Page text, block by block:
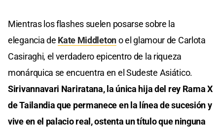
Mientras los flashes suelen posarse sobre la
elegancia de Kate Middletono el glamour de Carlota
Casiraghi, el verdadero epicentro de la riqueza
monárquica se encuentra en el Sudeste Asiático.
Sirivannavari Nariratana, la única hija del rey Rama X
de Tailandia que permanece en la línea de sucesión y
vive en el palacio real, ostenta un título que ninguna